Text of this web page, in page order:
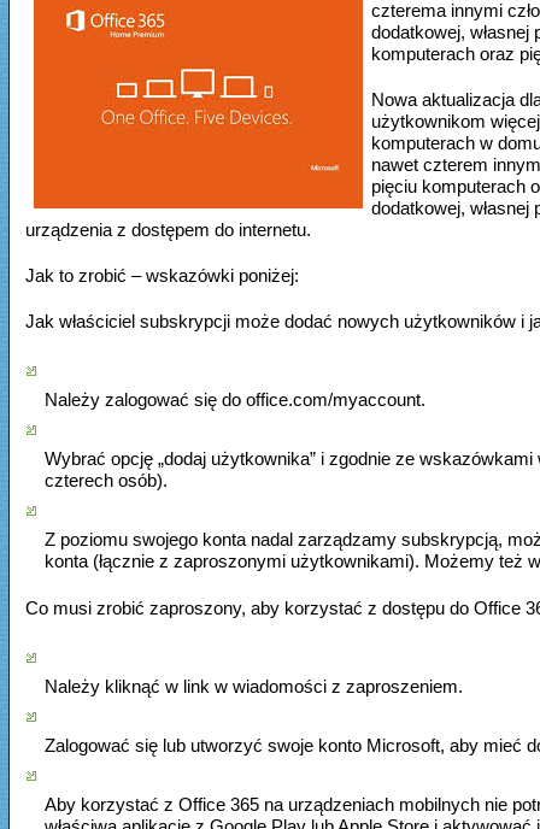
czterema innymi
dodatkowej,
komputerach oraz
Nowa aktualizacja
użytkownikom
komputerach w
nawet czterem
pięciu komputerach
dodatkowej,
urządzenia z dostępem do internetu.
Jak to zrobić – wskazówki poniżej:
Jak właściciel subskrypcji może dodać nowych użytkowników i
Należy zalogować się do office.com/myaccount.
Wybrać opcję „dodaj użytkownika” i zgodnie ze
czterech osób).
Z poziomu swojego konta nadal zarządzamy subskrypcją,
konta (łącznie z zaproszonymi użytkownikami). Możemy też
Co musi zrobić zaproszony, aby korzystać z dostępu do Office
Należy kliknąć w link w wiadomości z zaproszeniem.
Zalogować się lub utworzyć swoje konto Microsoft, aby mieć
Aby korzystać z Office 365 na urządzeniach mobilnych nie